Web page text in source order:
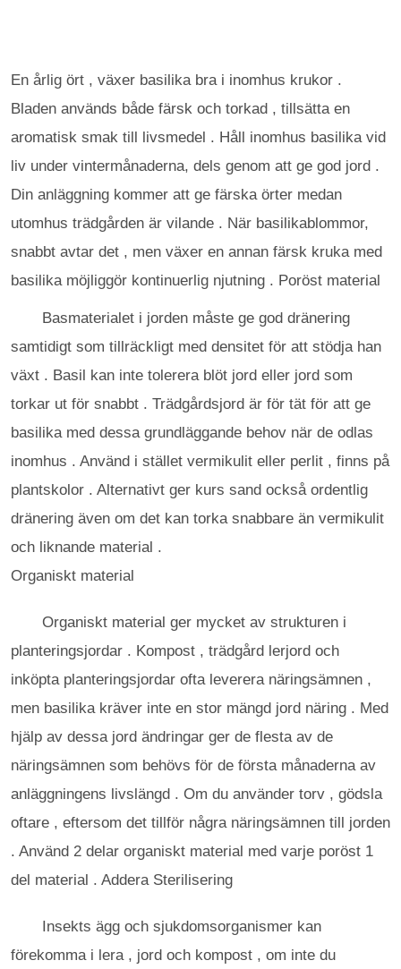
En årlig ört , växer basilika bra i inomhus krukor .
Bladen används både färsk och torkad , tillsätta en
aromatisk smak till livsmedel . Håll inomhus basilika vid
liv under vintermånaderna, dels genom att ge god jord .
Din anläggning kommer att ge färska örter medan
utomhus trädgården är vilande . När basilikablommor,
snabbt avtar det , men växer en annan färsk kruka med
basilika möjliggör kontinuerlig njutning . Poröst material
Basmaterialet i jorden måste ge god dränering
samtidigt som tillräckligt med densitet för att stödja han
växt . Basil kan inte tolerera blöt jord eller jord som
torkar ut för snabbt . Trädgårdsjord är för tät för att ge
basilika med dessa grundläggande behov när de odlas
inomhus . Använd i stället vermikulit eller perlit , finns på
plantskolor . Alternativt ger kurs sand också ordentlig
dränering även om det kan torka snabbare än vermikulit
och liknande material .
Organiskt material
Organiskt material ger mycket av strukturen i
planteringsjordar . Kompost , trädgård lerjord och
inköpta planteringsjordar ofta leverera näringsämnen ,
men basilika kräver inte en stor mängd jord näring . Med
hjälp av dessa jord ändringar ger de flesta av de
näringsämnen som behövs för de första månaderna av
anläggningens livslängd . Om du använder torv , gödsla
oftare , eftersom det tillför några näringsämnen till jorden
. Använd 2 delar organiskt material med varje poröst 1
del material . Addera Sterilisering
Insekts ägg och sjukdomsorganismer kan
förekomma i lera , jord och kompost , om inte du